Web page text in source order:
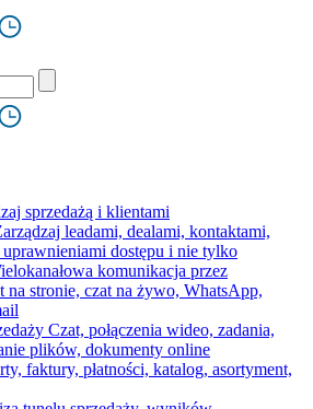
sprzedażą i klientami
leadami, dealami, kontaktami,
dostępu i nie tylko
komunikacja przez
stronie, czat na żywo, WhatsApp,
Czat, połączenia wideo, zadania,
plików, dokumenty online
faktury, płatności, katalog, asortyment,